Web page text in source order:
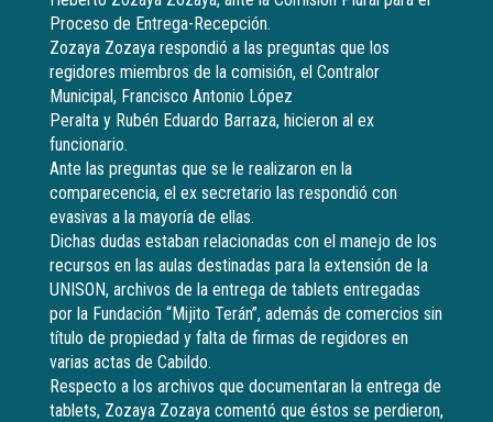
Proceso de Entrega-Recepción.
Zozaya Zozaya respondió a las preguntas que los
regidores miembros de la comisión, el Contralor
Municipal, Francisco Antonio López
Peralta y Rubén Eduardo Barraza, hicieron al ex
funcionario.
Ante las preguntas que se le realizaron en la
comparecencia, el ex secretario las respondió con
evasivas a la mayoría de ellas.
Dichas dudas estaban relacionadas con el manejo de los
recursos en las aulas destinadas para la extensión de la
UNISON, archivos de la entrega de tablets entregadas
por la Fundación “Mijito Terán”, además de comercios sin
título de propiedad y falta de firmas de regidores en
varias actas de Cabildo.
Respecto a los archivos que documentaran la entrega de
tablets, Zozaya Zozaya comentó que éstos se perdieron,